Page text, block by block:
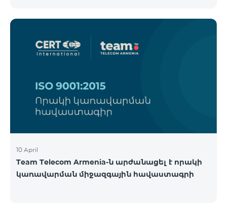
10 April
Team Telecom Armenia-ն արժանացել է որակի
կառավարման միջազգային հավաստագրի